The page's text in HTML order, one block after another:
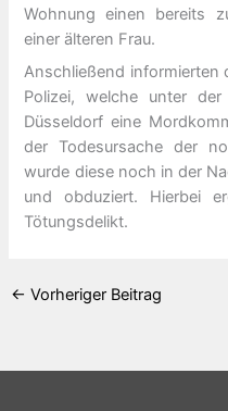
Wohnung einen bereits
einer älteren Frau.
Anschließend informierten
Polizei, welche unter der
Düsseldorf eine
der Todesursache der
wurde diese noch in der
und obduziert. Hierbei
Tötungsdelikt.
← Vorheriger Beitrag